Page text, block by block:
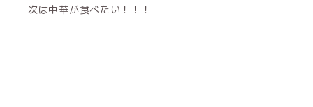
次は中華が食べたい！！！